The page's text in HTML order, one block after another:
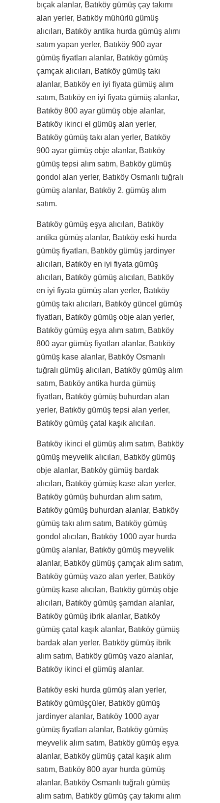
bıçak alanlar, Batıköy gümüş çay takımı
alan yerler, Batıköy mühürlü gümüş
alıcıları, Batıköy antika hurda gümüş alımı
satım yapan yerler, Batıköy 900 ayar
gümüş fiyatları alanlar, Batıköy gümüş
çamçak alıcıları, Batıköy gümüş takı
alanlar, Batıköy en iyi fiyata gümüş alım
satım, Batıköy en iyi fiyata gümüş alanlar,
Batıköy 800 ayar gümüş obje alanlar,
Batıköy ikinci el gümüş alan yerler,
Batıköy gümüş takı alan yerler, Batıköy
900 ayar gümüş obje alanlar, Batıköy
gümüş tepsi alım satım, Batıköy gümüş
gondol alan yerler, Batıköy Osmanlı tuğralı
gümüş alanlar, Batıköy 2. gümüş alım
satım.
Batıköy gümüş eşya alıcıları, Batıköy
antika gümüş alanlar, Batıköy eski hurda
gümüş fiyatları, Batıköy gümüş jardinyer
alıcıları, Batıköy en iyi fiyata gümüş
alıcıları, Batıköy gümüş alıcıları, Batıköy
en iyi fiyata gümüş alan yerler, Batıköy
gümüş takı alıcıları, Batıköy güncel gümüş
fiyatları, Batıköy gümüş obje alan yerler,
Batıköy gümüş eşya alım satım, Batıköy
800 ayar gümüş fiyatları alanlar, Batıköy
gümüş kase alanlar, Batıköy Osmanlı
tuğralı gümüş alıcıları, Batıköy gümüş alım
satım, Batıköy antika hurda gümüş
fiyatları, Batıköy gümüş buhurdan alan
yerler, Batıköy gümüş tepsi alan yerler,
Batıköy gümüş çatal kaşık alıcıları.
Batıköy ikinci el gümüş alım satım, Batıköy
gümüş meyvelik alıcıları, Batıköy gümüş
obje alanlar, Batıköy gümüş bardak
alıcıları, Batıköy gümüş kase alan yerler,
Batıköy gümüş buhurdan alım satım,
Batıköy gümüş buhurdan alanlar, Batıköy
gümüş takı alım satım, Batıköy gümüş
gondol alıcıları, Batıköy 1000 ayar hurda
gümüş alanlar, Batıköy gümüş meyvelik
alanlar, Batıköy gümüş çamçak alım satım,
Batıköy gümüş vazo alan yerler, Batıköy
gümüş kase alıcıları, Batıköy gümüş obje
alıcıları, Batıköy gümüş şamdan alanlar,
Batıköy gümüş ibrik alanlar, Batıköy
gümüş çatal kaşık alanlar, Batıköy gümüş
bardak alan yerler, Batıköy gümüş ibrik
alım satım, Batıköy gümüş vazo alanlar,
Batıköy ikinci el gümüş alanlar.
Batıköy eski hurda gümüş alan yerler,
Batıköy gümüşçüler, Batıköy gümüş
jardinyer alanlar, Batıköy 1000 ayar
gümüş fiyatları alanlar, Batıköy gümüş
meyvelik alım satım, Batıköy gümüş eşya
alanlar, Batıköy gümüş çatal kaşık alım
satım, Batıköy 800 ayar hurda gümüş
alanlar, Batıköy Osmanlı tuğralı gümüş
alım satım, Batıköy gümüş çay takımı alım